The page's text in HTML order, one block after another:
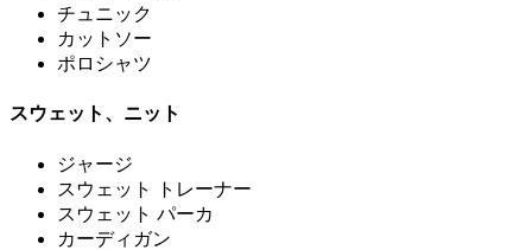
チュニック
カットソー
ポロシャツ
スウェット、ニット
ジャージ
スウェット トレーナー
スウェット パーカ
カーディガン